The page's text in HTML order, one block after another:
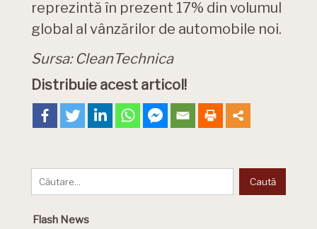
reprezintă în prezent 17% din volumul
global al vânzărilor de automobile noi.
Sursa: CleanTechnica
Distribuie acest articol!
Flash News